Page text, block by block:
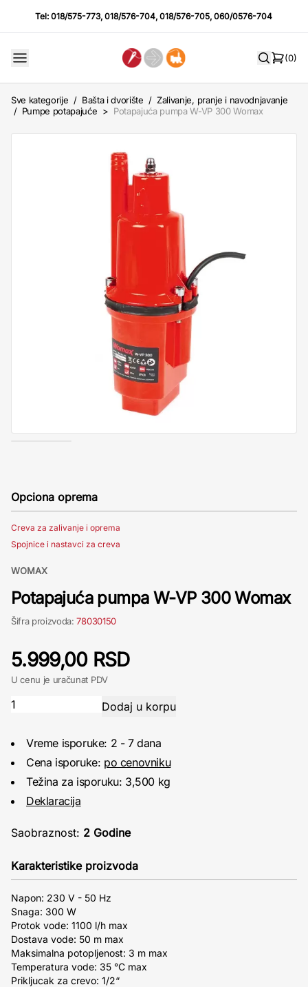
Tel:018/575-773,018/576-704,018/576-705,060/0576-704
(0)
Sve kategorije / Bašta i dvorište / Zalivanje, pranje i navodnjavanje
/ Pumpe potapajuće > Potapajuća pumpa W-VP 300 Womax
Opciona oprema
Creva za zalivanje i oprema
Spojnice i nastavci za creva
WOMAX
Potapajuća pumpa W-VP 300 Womax
Šifra proizvoda:78030150
5.999,00 RSD
U cenu je uračunat PDV
Vreme isporuke: 2 - 7 dana
Cena isporuke: po cenovniku
Težina za isporuku: 3,500 kg
Deklaracija
Saobraznost: 2 Godine
Karakteristike proizvoda
Napon: 230 V - 50 Hz
Snaga: 300 W
Protok vode: 1100 l/h max
Dostava vode: 50 m max
Maksimalna potopljenost: 3 m max
Temperatura vode: 35 °C max
Prikljucak za crevo: 1/2“